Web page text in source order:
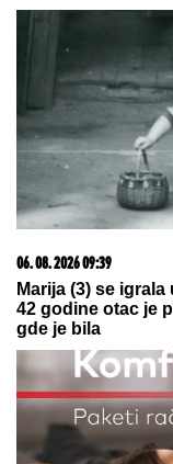
06. 08. 2026 09:39
Marija (3) se
42 godine otac je
gde je bila